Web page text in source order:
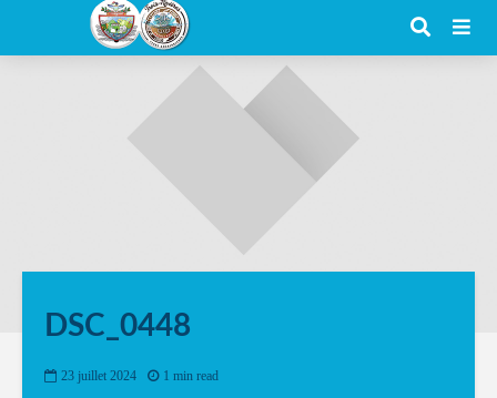
DSC_0448
23 juillet 2024 1 min read